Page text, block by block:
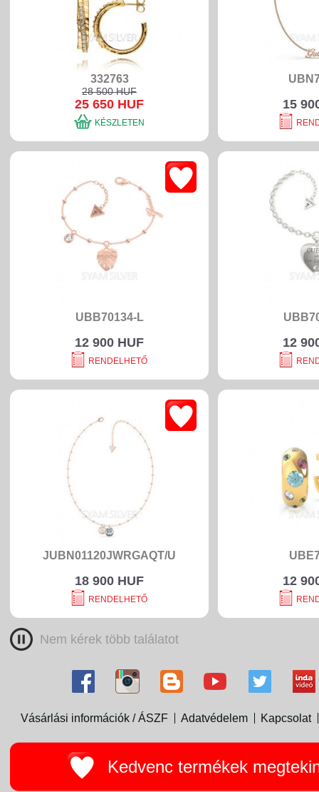
332763
28 500 HUF
25 650 HUF
KÉSZLETEN
15
UBB70134-L
12 900 HUF
RENDELHETŐ
12
JUBN01120JWRGAQT/U
18 900 HUF
RENDELHETŐ
12
Nem kérek több találatot
Vásárlási információk / ÁSZF Adatvédelem Kapcsolat
Kedvenc termékek